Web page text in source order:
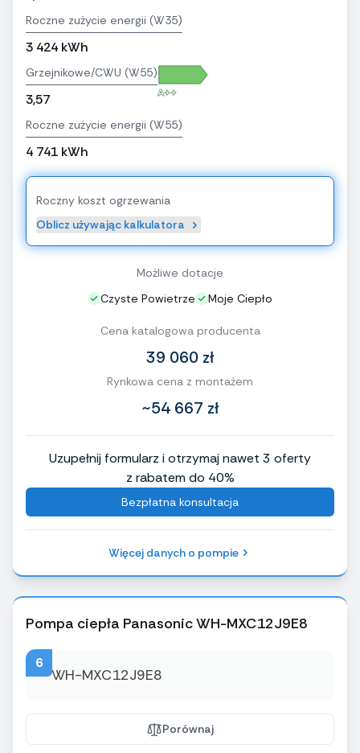
Roczne zużycie energii (W35)
3 424 kWh
Grzejnikowe/CWU (W55)
3,57 A++
Roczne zużycie energii (W55)
4 741 kWh
Roczny koszt ogrzewania
Oblicz używając kalkulatora
Możliwe dotacje
Czyste Powietrze
Moje Ciepło
Cena katalogowa producenta
39 060 zł
Rynkowa cena z montażem
~54 667 zł
Uzupełnij formularz i otrzymaj nawet 3 oferty
z rabatem do 40%
Bezpłatna konsultacja
Więcej danych o pompie
Pompa ciepła Panasonic WH-MXC12J9E8
6
Porównaj